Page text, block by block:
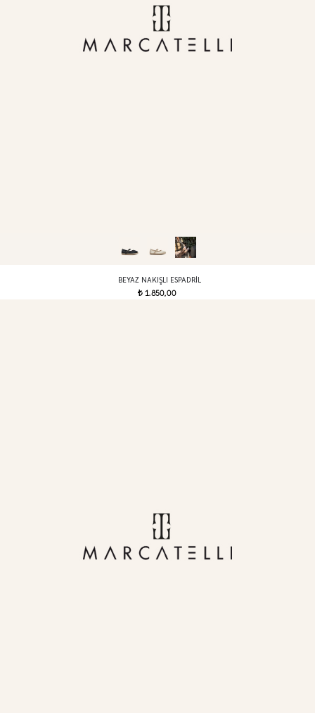
BEYAZ NAKIŞLI ESPADRIL
t1.850,00